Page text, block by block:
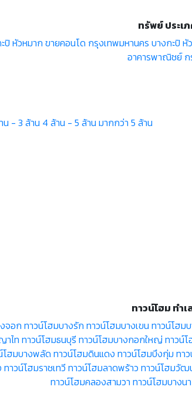
ทรัพย์ ประเ
ปิ หัวหมาก ขายคอนโด กรุงเทพมหานคร บางกะปิ หั
อาคารพาณิชย์ ก
น - 3 ล้าน 4 ล้าน - 5 ล้าน มากกว่า 5 ล้าน
ทาวน์โฮม ทำ
จอก ทาวน์โฮมบางรัก ทาวน์โฮมบางเขน ทาวน์โฮม
าไท ทาวน์โฮมธนบุรี ทาวน์โฮมบางกอกใหญ่ ทาวน์
โฮมบางพลัด ทาวน์โฮมดินแดง ทาวน์โฮมบึงกุ่ม ทา
ทาวน์โฮมราชเทวี ทาวน์โฮมลาดพร้าว ทาวน์โฮมวัฒ
ทาวน์โฮมคลองสามวา ทาวน์โฮมบางนา